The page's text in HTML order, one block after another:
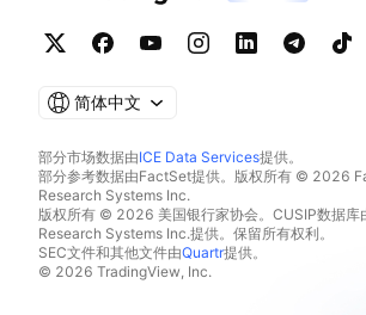
简体中文
部分市场数据由ICE Data Services提供。
部分参考数据由FactSet提供。版权所有 © 2026
Research Systems Inc.
版权所有 © 2026 美国银行家协会。CUSIP数据库
Research Systems Inc.提供。保留所有权利。
SEC文件和其他文件由Quartr提供。
© 2026 TradingView, Inc.